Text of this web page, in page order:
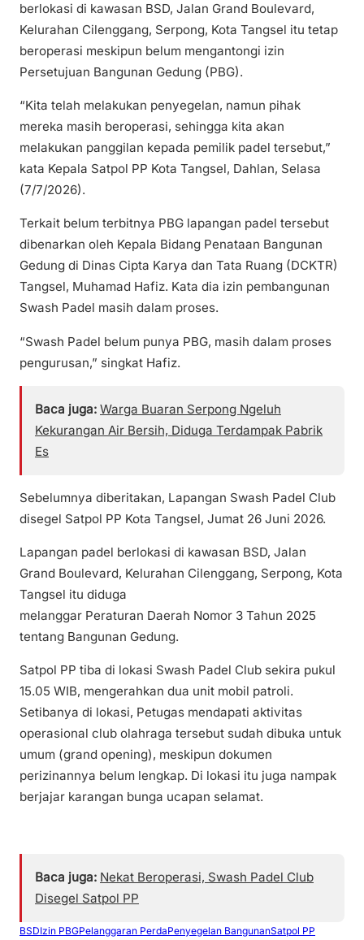
berlokasi di kawasan BSD, Jalan Grand Boulevard,
Kelurahan Cilenggang, Serpong, Kota Tangsel itu tetap
beroperasi meskipun belum mengantongi izin
Persetujuan Bangunan Gedung (PBG).
“Kita telah melakukan penyegelan, namun pihak
mereka masih beroperasi, sehingga kita akan
melakukan panggilan kepada pemilik padel tersebut,”
kata Kepala Satpol PP Kota Tangsel, Dahlan, Selasa
(7/7/2026).
Terkait belum terbitnya PBG lapangan padel tersebut
dibenarkan oleh Kepala Bidang Penataan Bangunan
Gedung di Dinas Cipta Karya dan Tata Ruang (DCKTR)
Tangsel, Muhamad Hafiz. Kata dia izin pembangunan
Swash Padel masih dalam proses.
“Swash Padel belum punya PBG, masih dalam proses
pengurusan,” singkat Hafiz.
Baca juga: Warga Buaran Serpong Ngeluh
Kekurangan Air Bersih, Diduga Terdampak Pabrik
Es
Sebelumnya diberitakan, Lapangan Swash Padel Club
disegel Satpol PP Kota Tangsel, Jumat 26 Juni 2026.
Lapangan padel berlokasi di kawasan BSD, Jalan
Grand Boulevard, Kelurahan Cilenggang, Serpong, Kota
Tangsel itu diduga
melanggar Peraturan Daerah Nomor 3 Tahun 2025
tentang Bangunan Gedung.
Satpol PP tiba di lokasi Swash Padel Club sekira pukul
15.05 WIB, mengerahkan dua unit mobil patroli.
Setibanya di lokasi, Petugas mendapati aktivitas
operasional club olahraga tersebut sudah dibuka untuk
umum (grand opening), meskipun dokumen
perizinannya belum lengkap. Di lokasi itu juga nampak
berjajar karangan bunga ucapan selamat.
Baca juga: Nekat Beroperasi, Swash Padel Club
Disegel Satpol PP
BSDIzin PBGPelanggaran PerdaPenyegelan BangunanSatpol PP